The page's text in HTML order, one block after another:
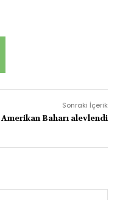
Sonraki İçerik
Amerikan Baharı alevlendi